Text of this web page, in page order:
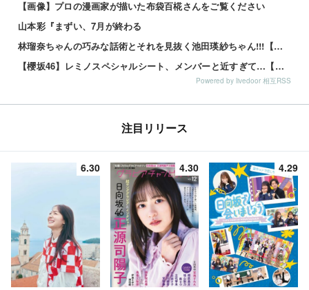
【画像】プロの漫画家が描いた布袋百椛さんをご覧ください
山本彩『まずい、7月が終わる
林瑠奈ちゃんの巧みな話術とそれを見抜く池田瑛紗ちゃん!!!【乃木坂46】
【櫻坂46】レミノスペシャルシート、メンバーと近すぎて…【全国ツアー2026】
Powered by livedoor 相互RSS
注目リリース
6.30 4.30 4.29